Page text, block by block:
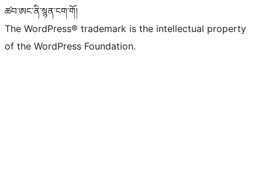
ཚབ་ཨང་ནི་སྙན་ངག་གོ།
The WordPress® trademark is the intellectual property
of the WordPress Foundation.